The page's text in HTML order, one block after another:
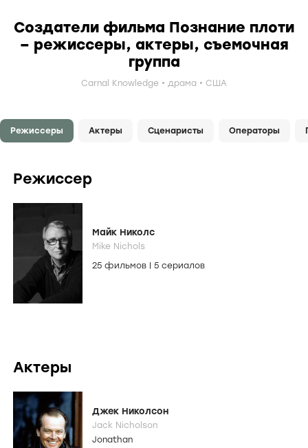
Создатели фильма Познание плоти
– режиссеры, актеры, съемочная
группа
Carnal Knowledge драма США
Режиссеры Актеры Сценаристы Операторы
Режиссер
Майк Николс
Mike Nichols
25 фильмов
5 сериалов
Актеры
Джек Николсон
Jack Nicholson
Jonathan